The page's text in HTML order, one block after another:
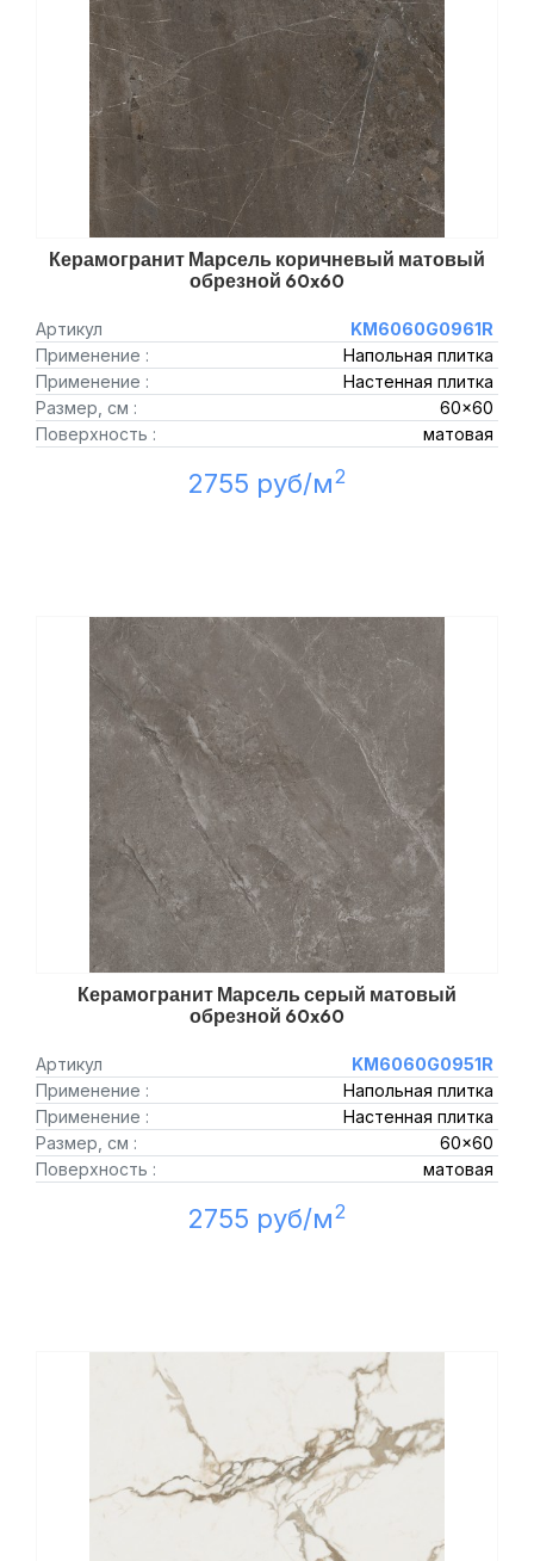
Керамогранит Марсель коричневый матовый
обрезной 60x60
Артикул
KM6060G0961R
Применение :
Напольная плитка
Применение :
Настенная плитка
Размер, см :
60x60
Поверхность :
матовая
2755 руб/м2
Керамогранит Марсель серый матовый
обрезной 60x60
Артикул
KM6060G0951R
Применение :
Напольная плитка
Применение :
Настенная плитка
Размер, см :
60x60
Поверхность :
матовая
2755 руб/м2